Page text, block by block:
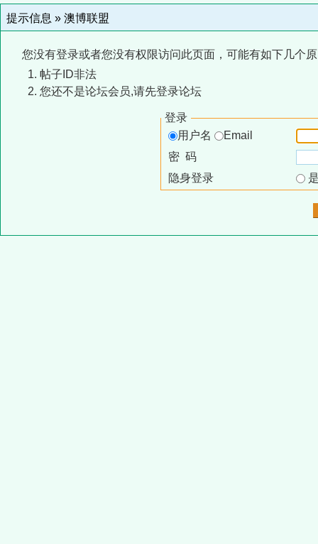
提示信息 » 澳博联盟
您没有登录或者您没有权限访问此页面，可能有如下几个
帖子ID非法
您还不是论坛会员,请先登录论坛
登录
用户名
Email
密 码
隐身登录